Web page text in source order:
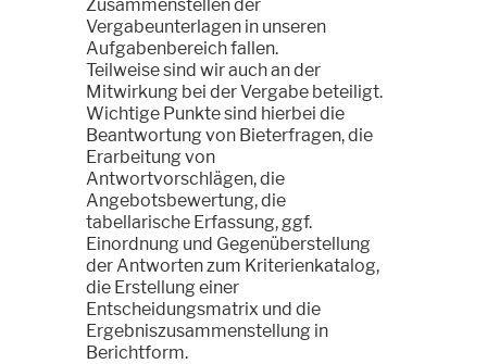
Zusammenstellen der
Vergabeunterlagen in unseren
Aufgabenbereich fallen.
Teilweise sind wir auch an der
Mitwirkung bei der Vergabe beteiligt.
Wichtige Punkte sind hierbei die
Beantwortung von Bieterfragen, die
Erarbeitung von
Antwortvorschlägen, die
Angebotsbewertung, die
tabellarische Erfassung, ggf.
Einordnung und Gegenüberstellung
der Antworten zum Kriterienkatalog,
die Erstellung einer
Entscheidungsmatrix und die
Ergebniszusammenstellung in
Berichtform.